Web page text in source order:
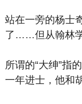
站在一旁的杨士
了……但从翰林学
所谓的“大绅”指
一年进士，他和